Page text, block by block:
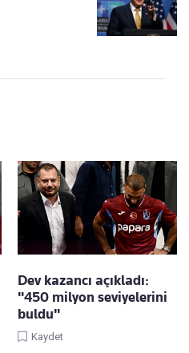
Dev kazancı açıkladı:
"450 milyon seviyelerini
buldu"
Kaydet